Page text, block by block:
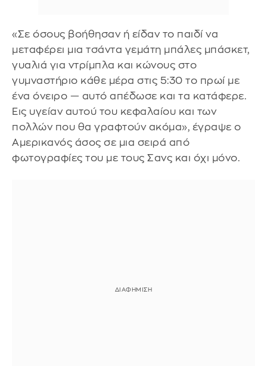
«Σε όσους βοήθησαν ή είδαν το παιδί να
μεταφέρει μια τσάντα γεμάτη μπάλες μπάσκετ,
γυαλιά για ντρίμπλα και κώνους στο
γυμναστήριο κάθε μέρα στις 5:30 το πρωί με
ένα όνειρο — αυτό απέδωσε και τα κατάφερε.
Εις υγείαν αυτού του κεφαλαίου και των
πολλών που θα γραφτούν ακόμα», έγραψε ο
Αμερικανός άσος σε μια σειρά από
φωτογραφίες του με τους Σανς και όχι μόνο.